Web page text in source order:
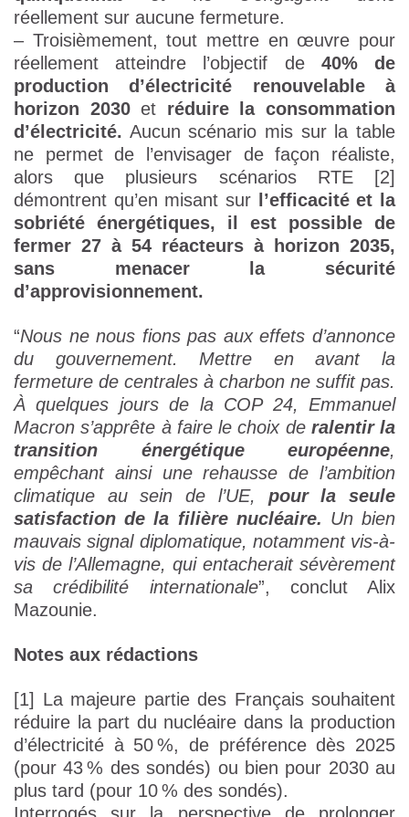
réellement sur aucune fermeture.
– Troisièmement, tout mettre en œuvre pour
réellement atteindre l’objectif de 40% de
production d’électricité renouvelable à
horizon 2030et réduire la consommation
d’électricité. Aucun scénario mis sur la table
ne permet de l’envisager de façon réaliste,
alors que plusieurs scénarios RTE [2]
démontrent qu’en misant sur
l’efficacité et la
sobriété énergétiques,
il est possible de
fermer 27 à 54 réacteurs à horizon 2035,
sans menacer la sécurité
d’approvisionnement.
“Nous ne nous fions pas aux effets d’annonce
du gouvernement. Mettre en avant la
fermeture de centrales à charbon ne suffit pas.
À quelques jours de la COP 24, Emmanuel
Macron s’apprête à faire le choix de ralentir la
transition énergétique européenne,
empêchant ainsi une rehausse de l’ambition
climatique au sein de l’UE, pour la seule
satisfaction de la filière nucléaire. Un bien
mauvais signal diplomatique, notamment vis-à-
vis de l’Allemagne, qui entacherait sévèrement
sa crédibilité internationale”, conclut Alix
Mazounie.
Notes aux rédactions
[1] La majeure partie des Français souhaitent
réduire la part du nucléaire dans la production
d’électricité à 50 %, de préférence dès 2025
(pour 43 % des sondés) ou bien pour 2030 au
plus tard (pour 10 % des sondés).